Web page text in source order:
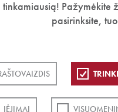
tinkamiausią! Pažymėkite
pasirinksite,
ĮĖJIMAI